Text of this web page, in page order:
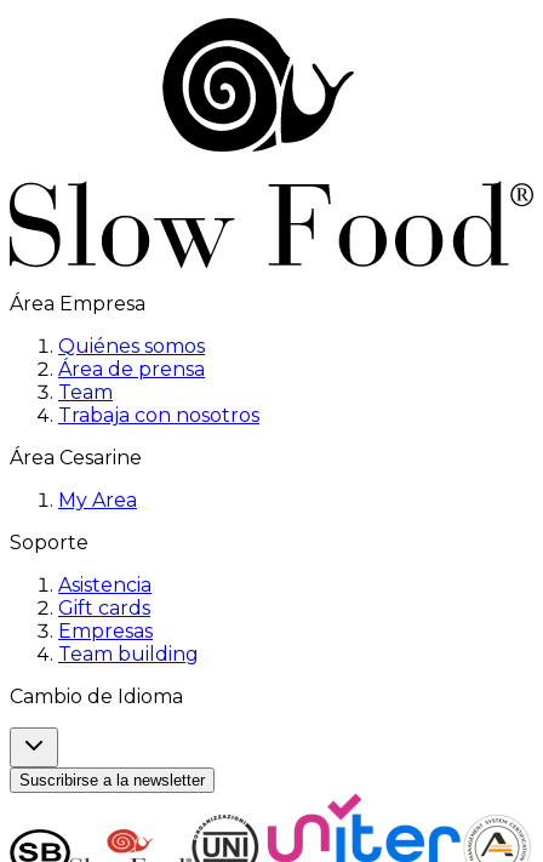
Área Empresa
Quiénes somos
Área de prensa
Team
Trabaja con nosotros
Área Cesarine
My Area
Soporte
Asistencia
Gift cards
Empresas
Team building
Cambio de Idioma
Suscribirse a la newsletter